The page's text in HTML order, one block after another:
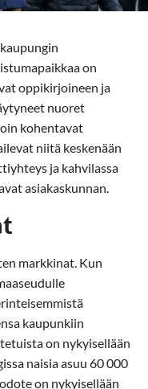
on
oppikirjoineen ja
nuoret
kohentavat
niitä keskenään
ja kahvilassa
asiakaskunnan.
markkinat. Kun
kaupunkiin
on nykyisellään
naisia asuu 60 000
on nykyisellään